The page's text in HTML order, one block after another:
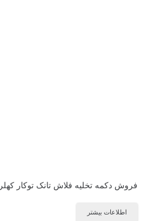
فروش دکمه تخلیه فلاش تانک توکار کهلر 09121507825
اطلاعات بیشتر